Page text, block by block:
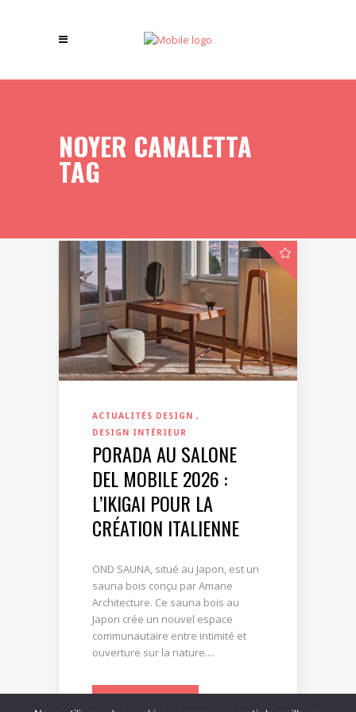
NOYER CANALETTA
TAG
ACTUALITÉS DESIGN
DESIGN INTÉRIEUR
PORADA AU SALONE
DEL MOBILE 2026 :
L’IKIGAI POUR LA
CRÉATION ITALIENNE
OND SAUNA, situé au Japon, est un
sauna bois conçu par Amane
Architecture. Ce sauna bois au
Japon crée un nouvel espace
communautaire entre intimité et
ouverture sur la nature....